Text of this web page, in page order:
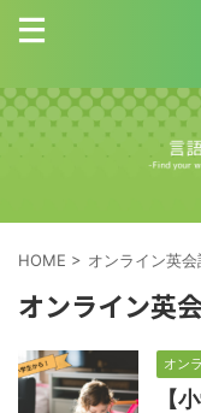
HOME > オンライン英会
オンライン英
オン
【